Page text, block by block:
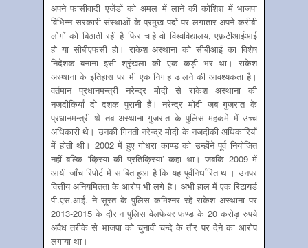
अपने फासीवादी एजेंडों को अमल में लाने की कोशिश में भाजपा
विभिन्न सरकारी संस्थाओं के प्रमुख पदों पर लगातार अपने करीबी
लोगों को बिठाती रही है फिर चाहे वो विश्वविद्यालय, एफ़टीआईआई
हो या सीबीएफसी हो। राकेश अस्थाना को सीबीआई का विशेष
निदेशक बनाना इसी श्रृंखला की एक कड़ी भर था। राकेश
अस्थाना के इतिहास पर भी एक निगाह डालने की आवश्यकता है।
वर्तमान प्रधानमन्त्री नरेन्द्र मोदी से राकेश अस्थाना की
नजदीकियाँ दो दशक पुरानी हैं। नरेन्द्र मोदी जब गुजरात के
प्रधानमन्त्री थे तब अस्थाना गुजरात के पुलिस महकमे में उच्च
अधिकारी थे। उनकी गिनती नरेन्द्र मोदी के नजदीकी अधिकारियों
में होती थी। 2002 में हुए गोधरा काण्ड को उन्होंने पूर्व नियोजित
नहीं बल्कि ‘क्रिया की प्रतिक्रिया’ कहा था। जबकि 2009 में
आयी जाँच रिपोर्ट में साबित हुआ है कि यह पूर्वनिर्धारित था। उनपर
वित्तीय अनियमितता के आरोप भी लगे है। अभी हाल में एक रिटायर्ड
पी.एस.आई. ने सूरत के पुलिस कमिश्नर रहे राकेश अस्थाना पर
2013-2015 के दौरान पुलिस वेलफेयर फण्ड के 20 करोड़ रुपये
अवैध तरीके से भाजपा को चुनावी चन्दे के तौर पर देने का आरोप
लगाया था।